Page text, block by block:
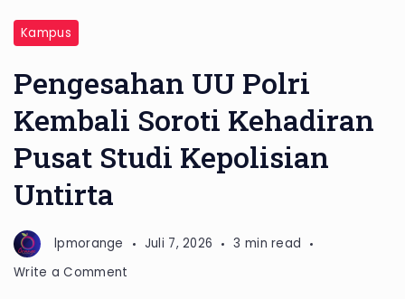
Kampus
Pengesahan UU Polri
Kembali Soroti Kehadiran
Pusat Studi Kepolisian
Untirta
lpmorange Juli 7, 2026
3 min read
Write a Comment